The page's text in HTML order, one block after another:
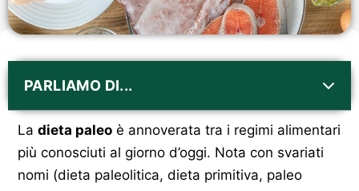
PARLIAMO DI...
La dieta paleo è annoverata tra i regimi alimentari
più conosciuti al giorno d’oggi. Nota con svariati
nomi (dieta paleolitica, dieta primitiva, paleo